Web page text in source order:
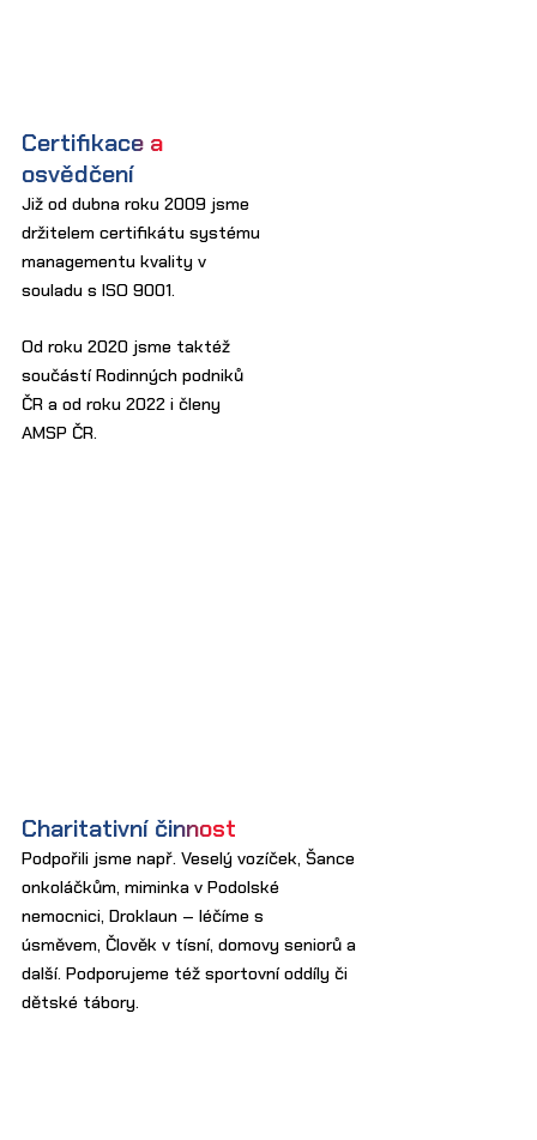
Certifikace a
osvědčení
Již od dubna roku 2009 jsme
držitelem certifikátu systému
managementu kvality v
souladu s ISO 9001.
Od roku 2020 jsme taktéž
součástí Rodinných podniků
ČR a od roku 2022 i členy
AMSP ČR.
Charitativní činnost
Podpořili jsme např. Veselý vozíček, Šance
onkoláčkům, miminka v Podolské
nemocnici, Droklaun – léčíme s
úsměvem, Člověk v tísní, domovy seniorů a
další. Podporujeme též sportovní oddíly či
dětské tábory.